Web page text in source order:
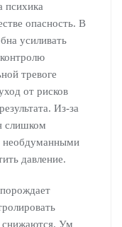
психика
опасность. В
усиливать
тревоге
от рисков
Из-за
слишком
необдуманными
давление.
снижаются. Ум